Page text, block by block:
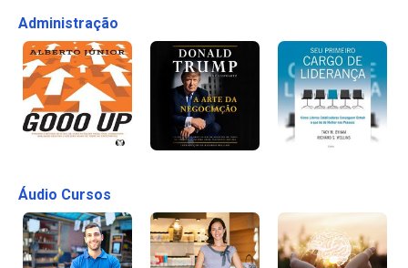
Administração
Áudio Cursos